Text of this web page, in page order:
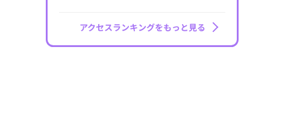
アクセスランキングをもっと見る